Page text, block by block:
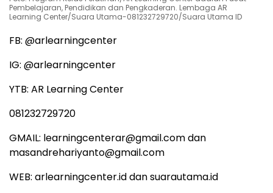
Pembelajaran, Pendidikan dan Pengkaderan. Lembaga AR
Learning Center/Suara Utama-081232729720/Suara Utama ID
FB: @arlearningcenter
IG: @arlearningcenter
YTB: AR Learning Center
081232729720
GMAIL: learningcenterar@gmail.com dan
masandrehariyanto@gmail.com
WEB: arlearningcenter.id dan suarautama.id